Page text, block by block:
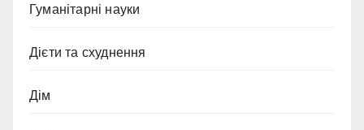
Гуманітарні науки
Дієти та схуднення
Дім